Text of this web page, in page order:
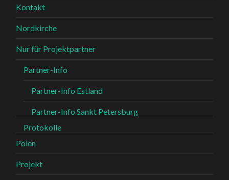
Kontakt
Nordkirche
Nur für Projektpartner
Partner-Info
Partner-Info Estland
Partner-Info Sankt Petersburg
Protokolle
Polen
Projekt